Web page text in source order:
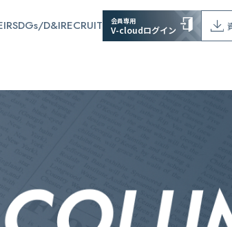
IRSDGs/D&IRECRUIT 会員専用
V-cloudログイン